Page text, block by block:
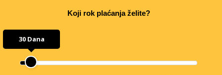
Koji rok plaćanja želite?
30 Dana